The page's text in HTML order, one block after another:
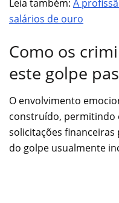
Leia também: A
salários de ouro
Como os
este golpe
O envolvimento
construído, permitindo
solicitações financeiras
do golpe usualmente